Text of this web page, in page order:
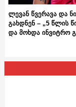
ლევან წვერავა და
გახდნენ – „5 წლის
და მოხდა ინვიტრო